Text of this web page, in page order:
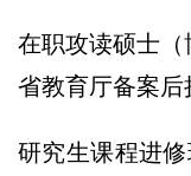
在职攻读硕士（
省教育厅备案后
研究生课程进